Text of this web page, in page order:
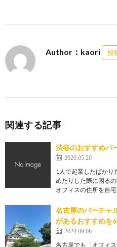
Author：kaori 投
関連する記事
渋谷のおすすめバ
2020.05.20
1人で起業したばかり
めたりした際に困る
オフィスの住所を自
名古屋のバーチャ
があるおすすめを
2024.09.06
名古屋でも「オフィ